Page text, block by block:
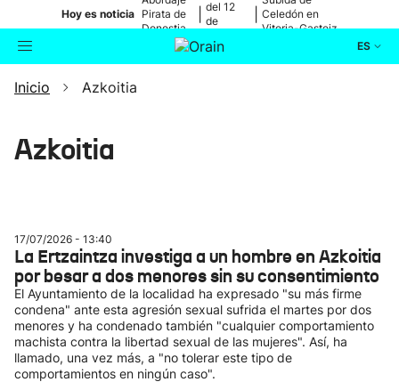
Hoy es noticia Pirata de
Donostia
del 12
de
Celedón en
Vitoria-Gasteiz
ES
Buscador
Eguraldia
Inicio Azkoitia
Azkoitia
17/07/2026 - 13:40
La Ertzaintza investiga a un hombre en Azkoitia
por besar a dos menores sin su consentimiento
El Ayuntamiento de la localidad ha expresado "su más firme
condena" ante esta agresión sexual sufrida el martes por dos
menores y ha condenado también "cualquier comportamiento
machista contra la libertad sexual de las mujeres". Así, ha
llamado, una vez más, a "no tolerar este tipo de
comportamientos en ningún caso".